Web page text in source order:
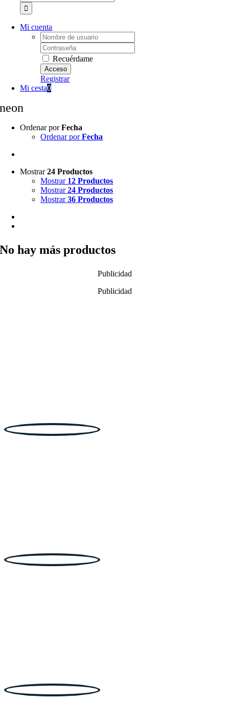
Mi cuenta
Username:
Password:
Recuérdame
Registrar
Mi cesta0
neon
Ordenar porFecha
Ordenar porFecha
Mostrar24 Productos
Mostrar 12 Productos
Mostrar24 Productos
Mostrar36 Productos
No hay más productos
Publicidad
Publicidad